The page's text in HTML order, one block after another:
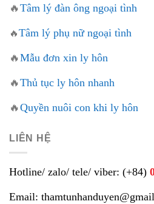
🔥Tâm lý đàn ông ngoại tình
🔥Tâm lý phụ nữ ngoại tình
🔥Mẫu đơn xin ly hôn
🔥Thủ tục ly hôn nhanh
🔥Quyền nuôi con khi ly hôn
LIÊN HỆ
Hotline/ zalo/ tele/ viber: (+84)
Email: